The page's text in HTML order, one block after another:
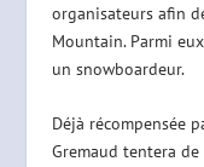
organisateurs afin
Mountain. Parmi
un snowboardeur.
Déjà récompensée
Gremaud tentera